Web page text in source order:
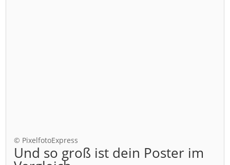
© PixelfotoExpress
Und so groß ist dein Poster im